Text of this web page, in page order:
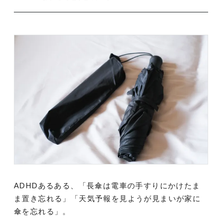
ADHDあるある、「長傘は電車の手すりにかけたま
ま置き忘れる」「天気予報を見ようが見まいが家に
傘を忘れる」。